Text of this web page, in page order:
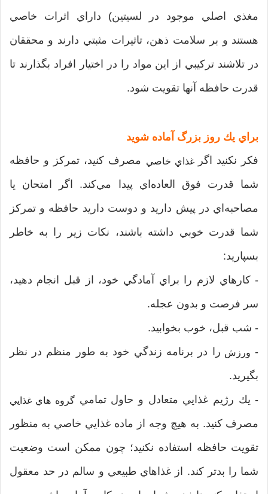
مغذي اصلي موجود در لسيتين) داراي اثرات خاصي
هستند و بر سلامت ذهن، تاثيرات مثبتي دارند و محققان
در تلاشند تركيبي از اين مواد را در اختيار افراد بگذارند تا
قدرت حافظه آنها تقويت شود.
براي يك روز بزرگ آماده شويد
فكر نكنيد اگر
غذاي خاصي مصرف كنيد، تمركز و حافظه
شما قدرت فوق العاده‌اي پيدا مي‌كند. اگر امتحان يا
مصاحبه‌اي در پيش داريد و دوست داريد حافظه و تمركز
شما قدرت خوبي داشته باشند، نكات زير را به خاطر
بسپاريد:
- كارهاي لازم را براي آمادگي خود، از قبل انجام دهيد،
سر فرصت و بدون عجله.
- شب قبل، خوب بخوابيد.
- ورزش را در برنامه زندگي خود به طور منظم در نظر
بگيريد.
- يك رژيم غذايي متعادل و حاول تماميگروه هاي غذايي
مصرف كنيد. به هيچ وجه از ماده غذايي خاصي به منظور
تقويت حافظه استفاده نكنيد؛ چون ممكن است وضعيت
شما را بدتر كند. از غذاهاي طبيعي و سالم در حد معقول